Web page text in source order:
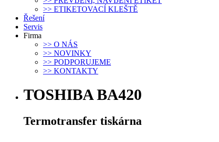
>> ETIKETOVACÍ KLEŠTĚ
Řešení
Servis
Firma
>> O NÁS
>> NOVINKY
>> PODPORUJEME
>> KONTAKTY
TOSHIBA BA420
Termotransfer tiskárna